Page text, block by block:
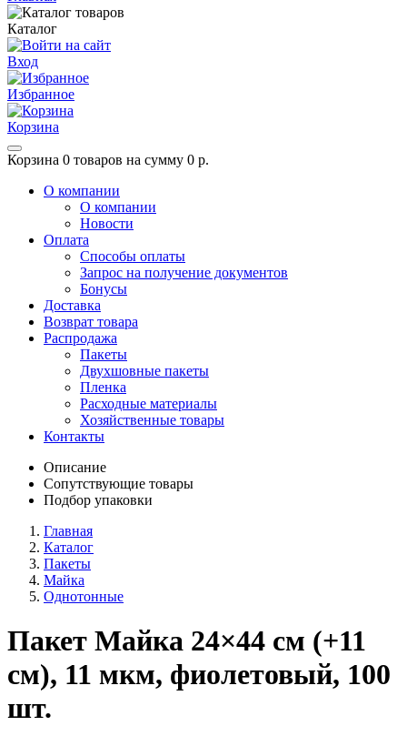
Каталог
Вход
Избранное
Корзина
Корзина 0 товаров на сумму 0 р.
О компании
О компании
Новости
Оплата
Способы оплаты
Запрос на получение документов
Бонусы
Доставка
Возврат товара
Распродажа
Пакеты
Двухшовные пакеты
Пленка
Расходные материалы
Хозяйственные товары
Контакты
Описание
Сопутствующие товары
Подбор упаковки
Главная
Каталог
Пакеты
Майка
Однотонные
Пакет Майка 24×44 см (+11
см), 11 мкм, фиолетовый, 100
шт.